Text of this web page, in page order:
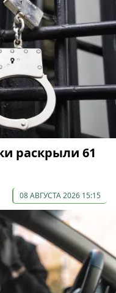
раскрыли 61
08 АВГУСТА 2026 15:15